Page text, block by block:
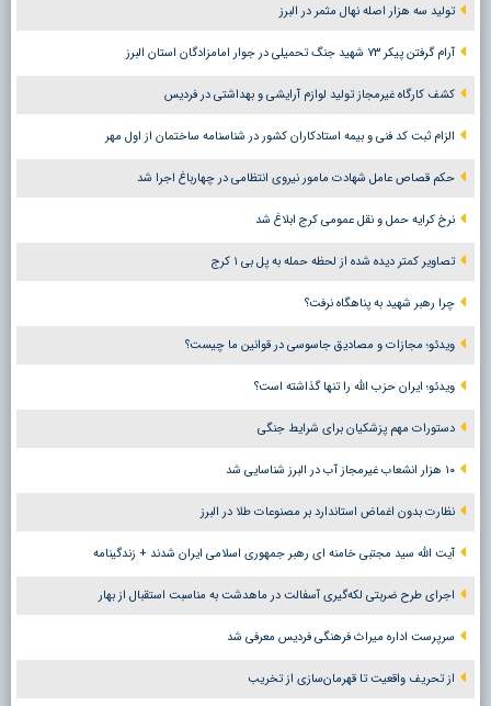
تولید سه هزار اصله نهال مثمر در البرز
آرام گرفتن پیکر ۷۳ شهید جنگ تحمیلی در جوار امامزادگان استان البرز
کشف کارگاه غیرمجاز تولید لوازم آرایشی و بهداشتی در فردیس
الزام ثبت کد فنی و بیمه استادکاران کشور در شناسنامه ساختمان از اول مهر
حکم قصاص عامل شهادت مامور نیروی انتظامی در چهارباغ اجرا شد
نرخ کرایه حمل و نقل عمومی کرج ابلاغ شد
تصاویر کمتر دیده شده از لحظه حمله به پل بی ۱ کرج
چرا رهبر شهید به پناهگاه نرفت؟
ویدئو؛ مجازات و مصادیق جاسوسی در قوانین ما چیست؟
ویدئو؛ ایران حزب الله را تنها گذاشته است؟
دستورات مهم پزشکیان برای شرایط جنگی
۱۰ هزار انشعاب غیرمجاز آب در البرز شناسایی شد
نظارت بدون اغماض استاندارد بر مصنوعات طلا در البرز
آیت الله سید مجتبی خامنه ای رهبر جمهوری اسلامی ایران شدند + زندگینامه
اجرای طرح ضربتی لکه‌گیری آسفالت در ماهدشت به مناسبت استقبال از بهار
سرپرست اداره میراث فرهنگی فردیس معرفی شد
از تحریف واقعیت تا قهرمان‌سازی از تخریب